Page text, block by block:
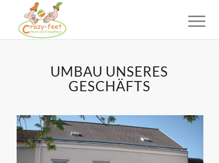
UMBAU UNSERES
GESCHÄFTS